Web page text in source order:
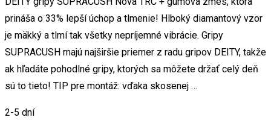
prináša o 33% lepší úchop a tlmenie! Hlboký diamantový vzor
je mäkký a tlmí tak všetky nepríjemné vibrácie. Gripy
SUPRACUSH majú najširšie priemer z radu gripov DEITY, takže
ak hľadáte pohodlné gripy, ktorých sa môžete držať celý deň
sú to tieto! TIP pre montáž: vďaka skosenej …
2-5 dní